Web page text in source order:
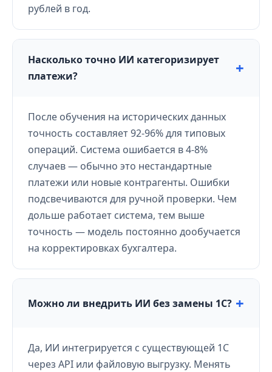
рублей в год.
Насколько точно ИИ категоризирует
платежи?
После обучения на исторических данных
точность составляет 92-96% для типовых
операций. Система ошибается в 4-8%
случаев — обычно это нестандартные
платежи или новые контрагенты. Ошибки
подсвечиваются для ручной проверки. Чем
дольше работает система, тем выше
точность — модель постоянно дообучается
на корректировках бухгалтера.
Можно ли внедрить ИИ без замены 1С?
Да, ИИ интегрируется с существующей 1С
через API или файловую выгрузку. Менять